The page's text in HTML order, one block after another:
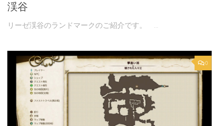
渓谷
リーゼ渓谷のランドマークのご紹介です。 ...
0